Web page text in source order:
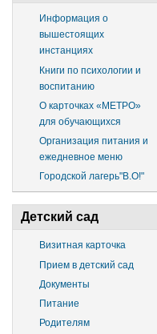
Информация о
вышестоящих
инстанциях
Книги по психологии и
воспитанию
О карточках «МЕТРО»
для обучающихся
Организация питания и
ежедневное меню
Городской лагерь"В.О!"
Детский сад
Визитная карточка
Прием в детский сад
Документы
Питание
Родителям